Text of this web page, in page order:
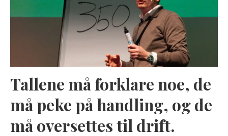
Tallene må forklare noe, de
må peke på handling, og de
må oversettes til drift.